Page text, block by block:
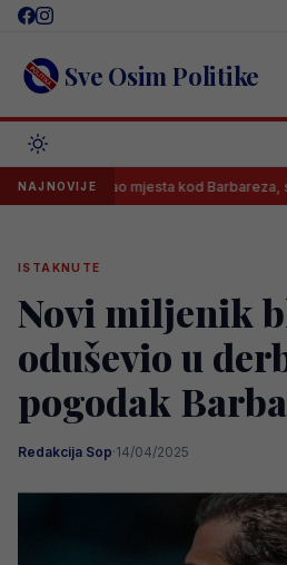
Skip
content Sve Osim Politike
NAJNOVIJE
Nije imao mjesta kod Barbareza, sinoć
ISTAKNUTE
Novi miljenik
oduševio u
pogodak
Redakcija Sop·14/04/2025